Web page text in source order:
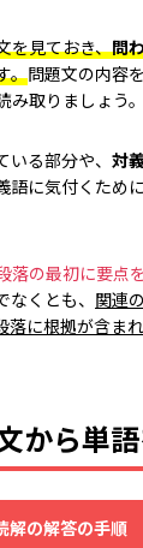
を見ておき、問
。問題文の内容
み取りましょう。
いる部分や、 対
語に気付くため
落の最初に要点
くとも、 関連
落に根拠が含ま
から単
解の解答の手順